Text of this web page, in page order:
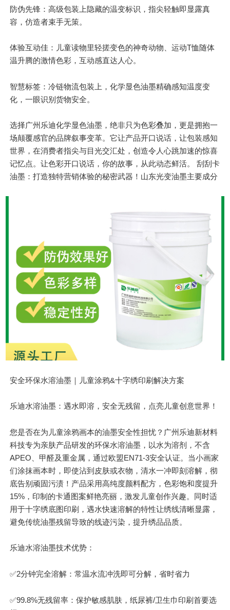
防伪先锋：高级包装上隐藏的温变标识，指尖轻触即显露真
容，仿造者束手无策。
体验互动佳：儿童读物里轻搓变色的神奇动物、运动T恤随体
温升腾的激情色彩，互动感直达人心。
智慧标签：冷链物流包装上，化学显色油墨精确感知温度变
化，一眼识别货物安全。
选择广州乐迪化学显色油墨，绝非只 为色彩叠加，更是拥抱一
场颠覆感官的品牌叙事变革。它让产品开口说话，让包装感知
世界，在消费者指尖与目光交汇处，创造令人心跳加速的惊喜
记忆点。让色彩开口说话，你的故事，从此动态鲜活。 刮刮卡
油墨：打造独特营销体验的秘密武器！山东光变油墨主要成分
安全环保水溶油墨｜儿童涂鸦&十字绣印刷解决方案
乐迪水溶油墨：遇水即溶，安全无残留，点亮儿童创意世界！
您是否在为儿童涂鸦画本的油墨安全性担忧？广州乐迪新材料
科技专为亲肤产品研发的环保水溶油墨，以水为溶剂，不含
APEO、甲醛及重金属，通过欧盟EN71-3安全认证。当小画家
们涂抹画本时，即使沾到皮肤或衣物，清水一冲即刻溶解，彻
底告别顽固污渍！产品采用高纯度颜料配方，色彩饱和度提升
15%，印制的卡通图案鲜艳亮丽，激发儿童创作兴趣。同时适
用于十字绣底图印刷，遇水快速溶解的特性让绣线清晰显露，
避免传统油墨残留导致的线迹污染，提升绣品品质。
乐迪水溶油墨技术优势：
✅2分钟完全溶解：常温水流冲洗即可分解，省时省力
✅99.8%无残留率：保护敏感肌肤，纸尿裤/卫生巾印刷首要选